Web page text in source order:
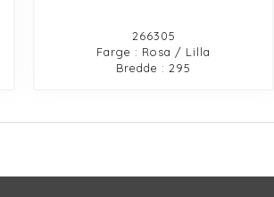
266305
Farge : Rosa / Lilla
Bredde : 295